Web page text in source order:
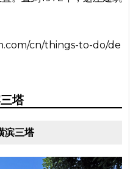
cn/things-to-do/de
塔
三塔